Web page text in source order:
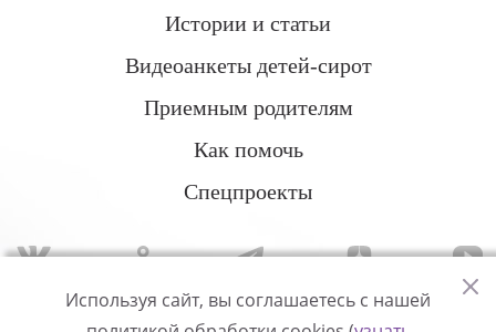
Истории и статьи
Видеоанкеты детей-сирот
Приемным родителям
Как помочь
Спецпроекты
Используя сайт, вы соглашаетесь с нашей